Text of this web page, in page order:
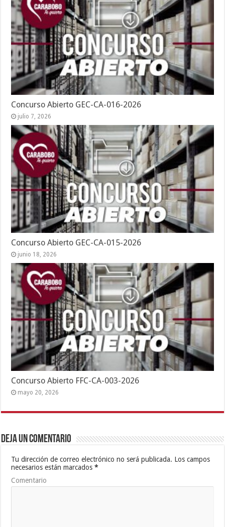
Concurso Abierto GEC-CA-016-2026
julio 7, 2026
Concurso Abierto GEC-CA-015-2026
junio 18, 2026
Concurso Abierto FFC-CA-003-2026
mayo 20, 2026
Deja un comentario
Tu dirección de correo electrónico no será publicada. Los campos
necesarios están marcados*
Comentario